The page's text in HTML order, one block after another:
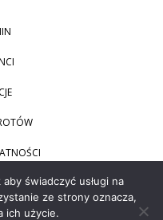
świadczyć usługi na
ze strony oznacza,
ich użycie.